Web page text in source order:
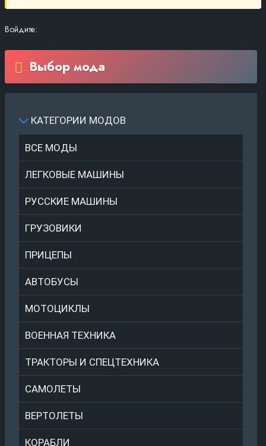
Войдите:
Выбор мода
КАТЕГОРИИ МОДОВ
ВСЕ МОДЫ
ЛЕГКОВЫЕ МАШИНЫ
РУССКИЕ МАШИНЫ
ГРУЗОВИКИ
ПРИЦЕПЫ
АВТОБУСЫ
МОТОЦИКЛЫ
ВОЕННАЯ ТЕХНИКА
ТРАКТОРЫ И СПЕЦТЕХНИКА
САМОЛЕТЫ
ВЕРТОЛЕТЫ
КОРАБЛИ